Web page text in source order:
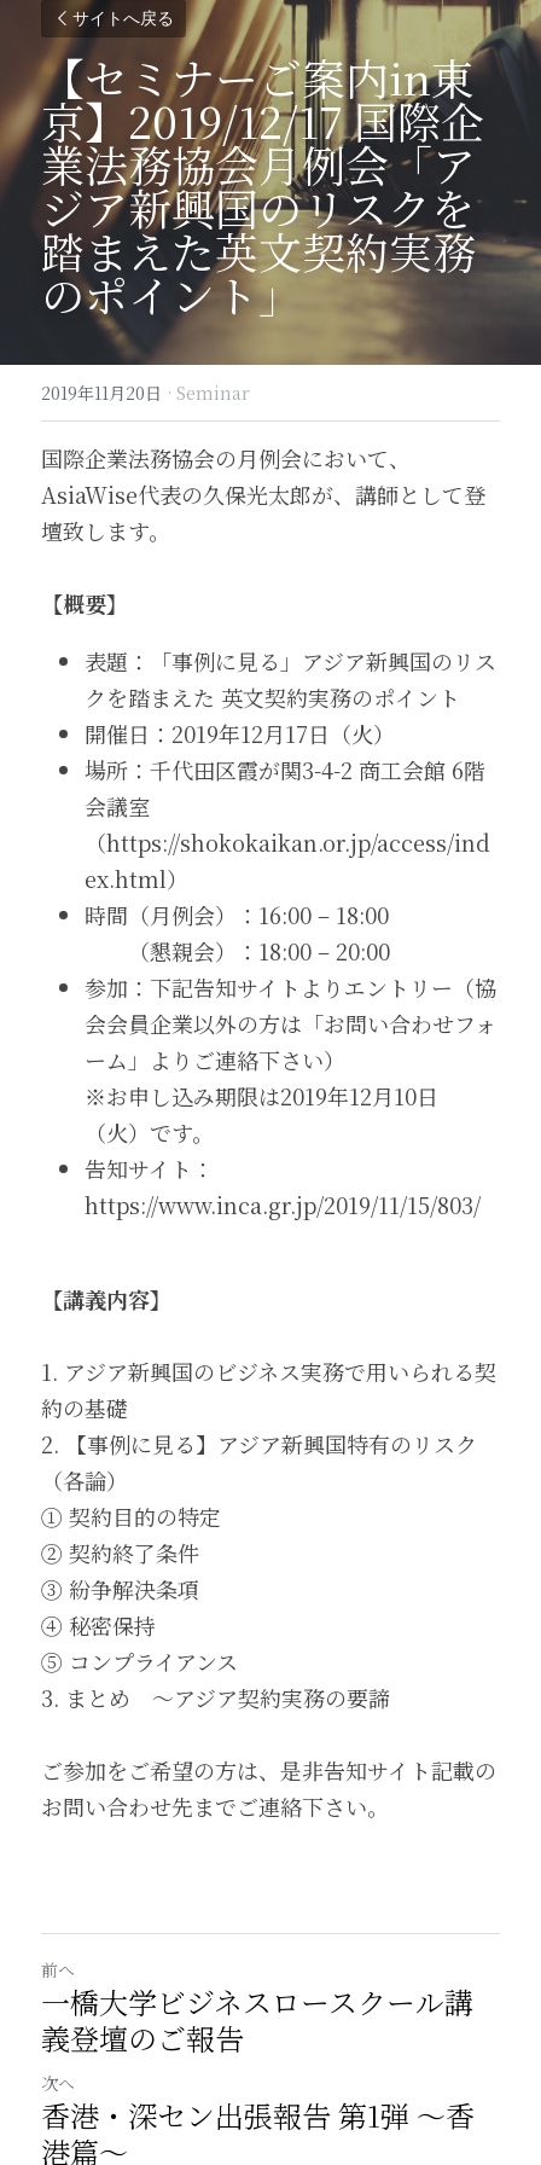
サイトへ戻る
【セミナーご案内in東
京】2019/12/17 国際企
業法務協会月例会「ア
ジア新興国のリスクを
踏まえた英文契約実務
のポイント」
2019年11月20日 · Seminar
国際企業法務協会の月例会において、
AsiaWise代表の久保光太郎が、講師として登
壇致します。
【概要】
表題：「事例に見る」アジア新興国のリス
クを踏まえた 英文契約実務のポイント
開催日：2019年12月17日（火）
場所：千代田区霞が関3-4-2 商工会館 6階
会議室
（https://shokokaikan.or.jp/access/ind
ex.html）
時間（月例会）：16:00 – 18:00
（懇親会）：18:00 – 20:00
参加：下記告知サイトよりエントリー（協
会会員企業以外の方は「お問い合わせフォ
ーム」よりご連絡下さい）
※お申し込み期限は2019年12月10日
（火）です。
告知サイト：
https://www.inca.gr.jp/2019/11/15/803/
【講義内容】
1. アジア新興国のビジネス実務で用いられる契
約の基礎
2. 【事例に見る】アジア新興国特有のリスク
（各論）
① 契約目的の特定
② 契約終了条件
③ 紛争解決条項
④ 秘密保持
⑤ コンプライアンス
3. まとめ　～アジア契約実務の要諦
ご参加をご希望の方は、是非告知サイト記載の
お問い合わせ先までご連絡下さい。
前へ
一橋大学ビジネスロースクール講
義登壇のご報告
次へ
香港・深セン出張報告 第1弾 ～香
港篇～